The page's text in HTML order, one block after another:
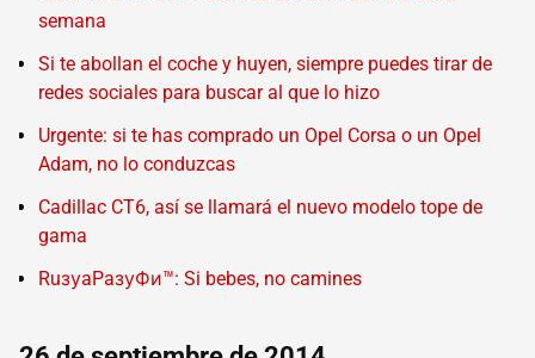
semana
Si te abollan el coche y huyen, siempre puedes tirar de
redes sociales para buscar al que lo hizo
Urgente: si te has comprado un Opel Corsa o un Opel
Adam, no lo conduzcas
Cadillac CT6, así se llamará el nuevo modelo tope de
gama
RuзуaPaзуФи™: Si bebes, no camines